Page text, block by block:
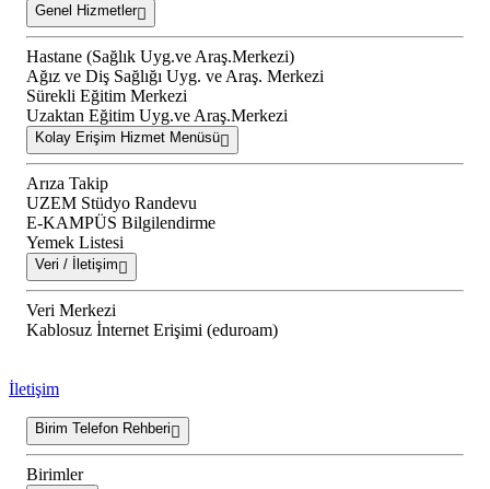
Genel Hizmetler
Hastane (Sağlık Uyg.ve Araş.Merkezi)
Ağız ve Diş Sağlığı Uyg. ve Araş. Merkezi
Sürekli Eğitim Merkezi
Uzaktan Eğitim Uyg.ve Araş.Merkezi
Kolay Erişim Hizmet Menüsü
Arıza Takip
UZEM Stüdyo Randevu
E-KAMPÜS Bilgilendirme
Yemek Listesi
Veri / İletişim
Veri Merkezi
Kablosuz İnternet Erişimi (eduroam)
İletişim
Birim Telefon Rehberi
Birimler